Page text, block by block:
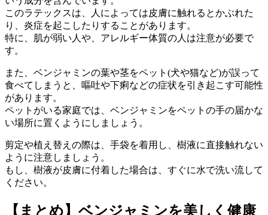
このラテックスは、人によっては皮膚に触れるとかぶれた
り、炎症を起こしたりすることがあります。
特に、肌が弱い人や、アレルギー体質の人は注意が必要で
す。
また、ベンジャミンの葉や茎をペット(犬や猫など)が誤って
食べてしまうと、嘔吐や下痢などの症状を引き起こす可能性
があります。
ペットがいる家庭では、ベンジャミンをペットの手の届かな
い場所に置くようにしましょう。
剪定や植え替えの際は、手袋を着用し、樹液に直接触れない
ように注意しましょう。
もし、樹液が皮膚に付着した場合は、すぐに水で洗い流して
ください。
【まとめ】ベンジャミンを美しく健康